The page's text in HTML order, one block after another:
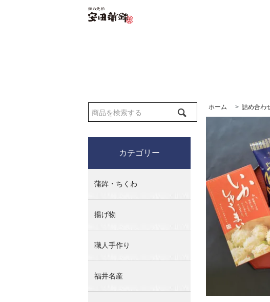
カテゴリー
蒲鉾・ちくわ
揚げ物
職人手作り
福井名産
ホーム > 詰め合わ